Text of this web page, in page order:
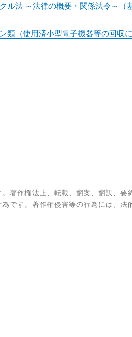
法 ～法律の概要・関係法令～（
（使用済小型電子機器等の回収
著作権法上、転載、翻案、翻訳、
です。著作権侵害等の行為には、